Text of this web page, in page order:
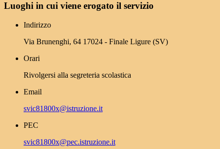
Luoghi in cui viene erogato il servizio
Indirizzo
Via Brunenghi, 64 17024 - Finale Ligure (SV)
Orari
Rivolgersi alla segreteria scolastica
Email
svic81800x@istruzione.it
PEC
svic81800x@pec.istruzione.it